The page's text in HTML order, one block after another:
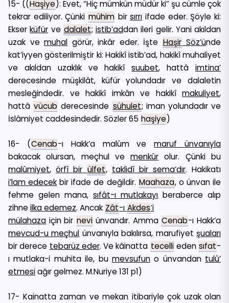
15- ((Haşiye): Evet, “Hiç mümkün müdür ki” şu cümle çok
tekrar ediliyor. Çünki mühim birsırrı ifade eder. Şöyle ki:
Ekserküfür ve dalalet; istib’addan ileri gelir. Yani akıldan
uzak ve muhal görür, inkâr eder. İşte Haşir Söz’ünde
kat’iyyen gösterilmiştir ki: Hakikî istib’ad, hakikî muhaliyet
ve akıldan uzaklık ve hakikîsuubet, hattâimtina’
derecesinde müşkilât, küfür yolundadır ve dalaletin
mesleğindedir. ve hakikî imkân ve hakikî makuliyet,
hattâ vücub derecesinde sühulet; iman yolundadır ve
İslâmiyet caddesindedir. Sözler 65 haşiye)
16- (Cenab-ı Hakk’a malûm vemarufünvanıyla
bakacak olursan, meçhul vemenkûr olur. Çünki bu
malûmiyet, örfî bir ülfet, taklidî bir sema’dır. Hakikatı
i’lam edecek bir ifade de değildir. Maahaza, o ünvan ile
fehme gelen mana, sıfât-ı mutlakayı beraberce alıp
zihne ilka edemez. Ancak Zât-ı Akdes’i
mülahaza için bir nevi ünvandır. Amma Cenab-ı Hakk’a
mevcud-u meçhul ünvanıyla bakılırsa, marufiyetşuaları
bir derece tebarüz eder. Ve kâinatta tecelli eden sıfat-
ı mutlaka-i muhita ile, bu mevsufuno ünvandan tulû’
etmesiağır gelmez. M.Nuriye 131 p1)
17- Kainatta zaman ve mekan itibariyle çok uzak olan